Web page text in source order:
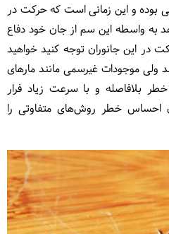
بوده و این زمانی است که حرکت در
به واسطه این سم از جان خود دفاع
در این جانوران توجه کنید خواهید
ولی موجودات غیرسمی مانند مارهای
بلافاصله و با سرعت زیاد فرار
احساس خطر روش‌های متفاوتی را